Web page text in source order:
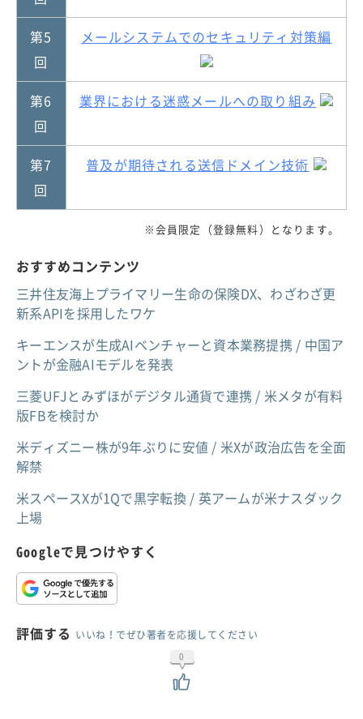
第5
回
メールシステムでのセキュリティ対策編
第6
回
業界における迷惑メールへの取り組み
第7
回
普及が期待される送信ドメイン技術
※会員限定（登録無料）となります。
おすすめコンテンツ
三井住友海上プライマリー生命の保険DX、わざわざ更
新系APIを採用したワケ
キーエンスが生成AIベンチャーと資本業務提携 / 中国ア
ントが金融AIモデルを発表
三菱UFJとみずほがデジタル通貨で連携 / 米メタが有料
版FBを検討か
米ディズニー株が9年ぶりに安値 / 米Xが政治広告を全面
解禁
米スペースXが1Qで黒字転換 / 英アームが米ナスダック
上場
Googleで見つけやすく
評価する いいね！でぜひ著者を応援してください
0